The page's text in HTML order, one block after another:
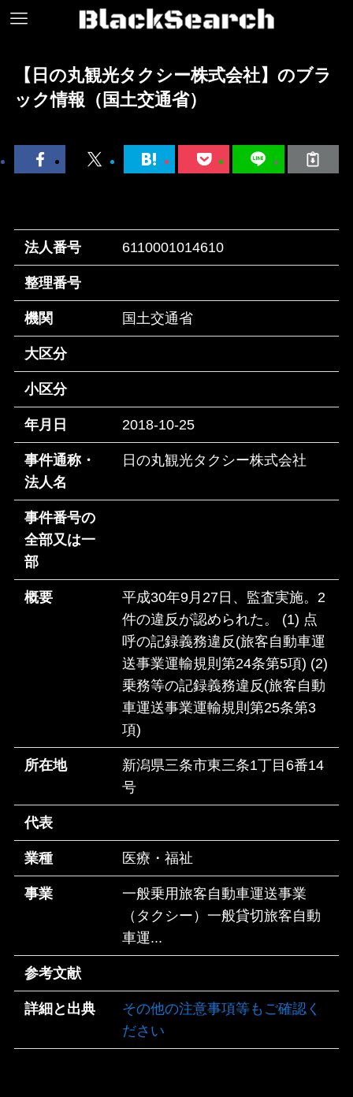
【日の丸観光タクシー株式会社】のブラ
ック情報（国土交通省）
法人番号 6110001014610
整理番号
機関 国土交通省
大区分
小区分
年月日 2018-10-25
事件通称・
法人名
日の丸観光タクシー株式会社
事件番号の
全部又は一
部
概要
平成30年9月27日、監査実施。2
件の違反が認められた。 (1) 点
呼の記録義務違反(旅客自動車運
送事業運輸規則第24条第5項) (2)
乗務等の記録義務違反(旅客自動
車運送事業運輸規則第25条第3
項)
所在地
新潟県三条市東三条1丁目6番14
号
代表
業種 医療・福祉
事業
一般乗用旅客自動車運送事業
（タクシー）一般貸切旅客自動
車運...
参考文献
詳細と出典
その他の注意事項等もご確認く
ださい